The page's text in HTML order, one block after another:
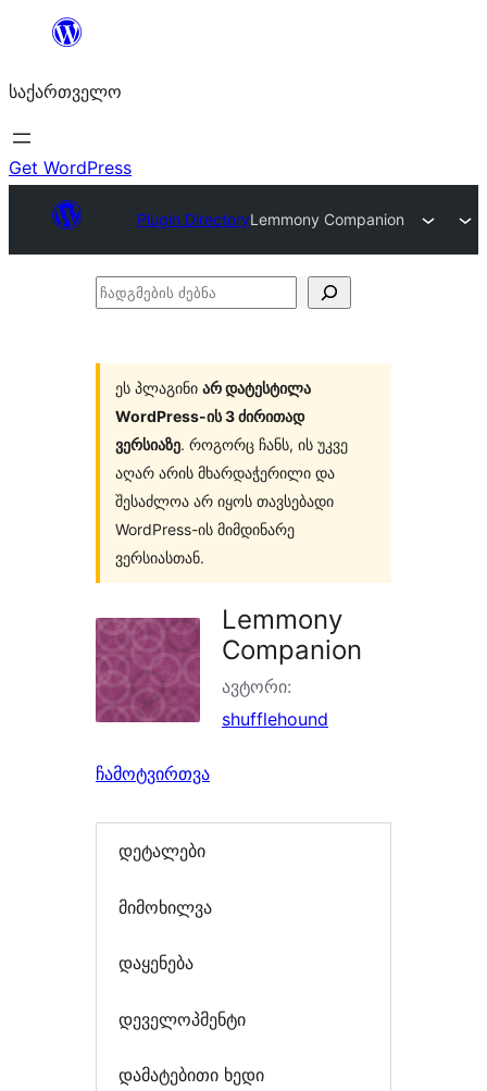
შიგთავსზე
საქართველო
Get WordPress
Plugin DirectoryLemmony Companion
ჩადგმების
ეს პლაგინი არ დატესტილა
WordPress-ის 3 ძირითად
ვერსიაზე. როგორც ჩანს, ის უკვე
აღარ არის მხარდაჭერილი და
შესაძლოა არ იყოს თავსებადი
WordPress-ის მიმდინარე
ვერსიასთან.
Lemmony
Companion
ავტორი:
shufflehound
ჩამოტვირთვა
დეტალები
მიმოხილვა
დაყენება
დეველოპმენტი
დამატებითი ხედი